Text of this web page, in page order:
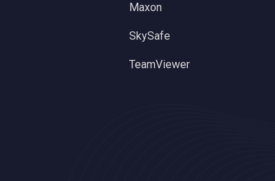
Maxon
SkySafe
TeamViewer